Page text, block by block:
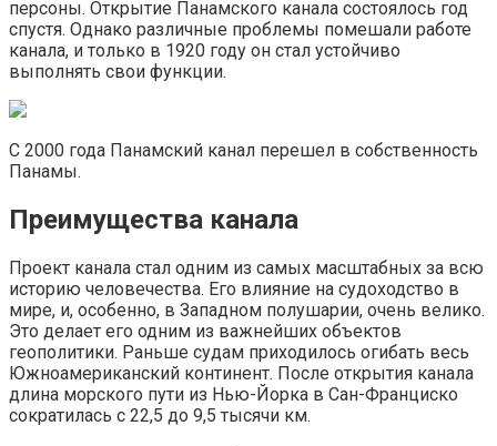
персоны. Открытие Панамского канала состоялось год
спустя. Однако различные проблемы помешали работе
канала, и только в 1920 году он стал устойчиво
выполнять свои функции.
С 2000 года Панамский канал перешел в собственность
Панамы.
Преимущества канала
Проект канала стал одним из самых масштабных за всю
историю человечества. Его влияние на судоходство в
мире, и, особенно, в Западном полушарии, очень велико.
Это делает его одним из важнейших объектов
геополитики. Раньше судам приходилось огибать весь
Южноамериканский континент. После открытия канала
длина морского пути из Нью-Йорка в Сан-Франциско
сократилась с 22,5 до 9,5 тысячи км.